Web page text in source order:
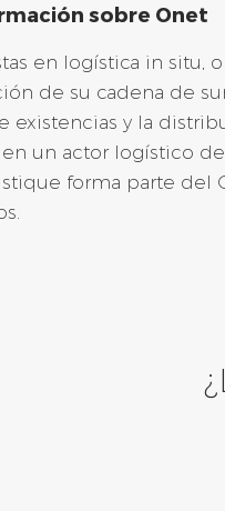
sobre Onet
en logística in situ,
de su cadena de
existencias y la
un actor logístico de
forma parte del